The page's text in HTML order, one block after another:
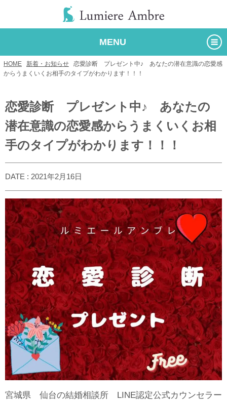
MENU
HOME 新着・お知らせ
恋愛診断 プレゼント中♪ あなたの潜在意識の恋愛感
からうまくいくお相手のタイプがわかります！！！
恋愛診断 プレゼント中♪ あなたの
潜在意識の恋愛感からうまくいくお相
手のタイプがわかります！！！
DATE : 2021年2月16日
宮城県 仙台の結婚相談所 LINE認定公式カウンセラー